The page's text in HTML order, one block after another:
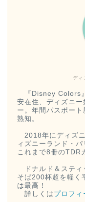
ディ
『Disney Colors
安在住、ディズニ
ー。年間パスポー
熟知。
2018年にディズ
ィズニーランド・
これまで8冊のTDR
ドナルド＆スティ
そば200杯超を軽く
は最高！
詳しくは プロフィ